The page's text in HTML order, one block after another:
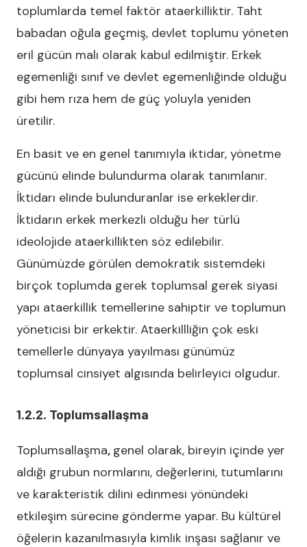
toplumlarda temel faktör ataerkilliktir. Taht
babadan oğula geçmiş, devlet toplumu yöneten
eril gücün malı olarak kabul edilmiştir. Erkek
egemenliği sınıf ve devlet egemenliğinde olduğu
gibi hem rıza hem de güç yoluyla yeniden
üretilir.
En basit ve en genel tanımıyla iktidar, yönetme
gücünü elinde bulundurma olarak tanımlanır.
İktidarı elinde bulunduranlar ise erkeklerdir.
İktidarın erkek merkezli olduğu her türlü
ideolojide ataerkillikten söz edilebilir.
Günümüzde görülen demokratik sistemdeki
birçok toplumda gerek toplumsal gerek siyasi
yapı ataerkillik temellerine sahiptir ve toplumun
yöneticisi bir erkektir. Ataerkillliğin çok eski
temellerle dünyaya yayılması günümüz
toplumsal cinsiyet algısında belirleyici olgudur.
1.2.2. Toplumsallaşma
Toplumsallaşma, genel olarak, bireyin içinde yer
aldığı grubun normlarını, değerlerini, tutumlarını
ve karakteristik dilini edinmesi yönündeki
etkileşim sürecine gönderme yapar. Bu kültürel
öğelerin kazanılmasıyla kimlik inşası sağlanır ve